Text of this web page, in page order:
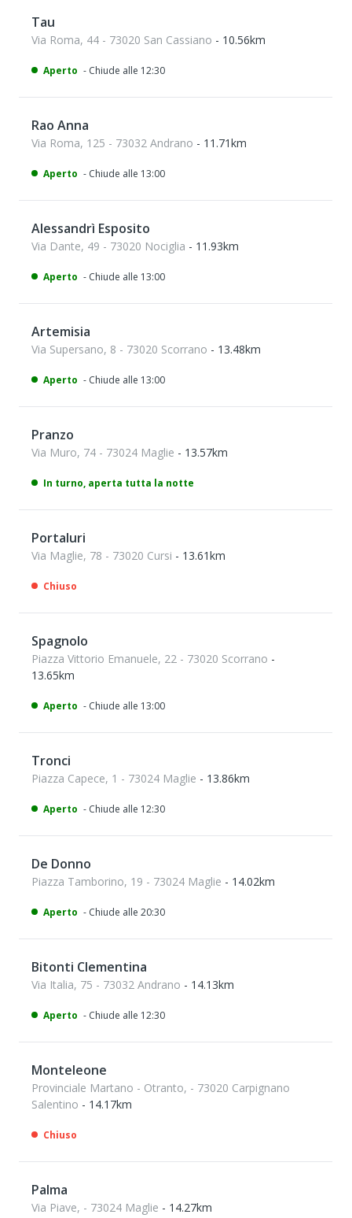
Tau
Via Roma, 44 - 73020 San Cassiano - 10.56km
Aperto - Chiude alle 12:30
Rao Anna
Via Roma, 125 - 73032 Andrano - 11.71km
Aperto - Chiude alle 13:00
Alessandrì Esposito
Via Dante, 49 - 73020 Nociglia - 11.93km
Aperto - Chiude alle 13:00
Artemisia
Via Supersano, 8 - 73020 Scorrano - 13.48km
Aperto - Chiude alle 13:00
Pranzo
Via Muro, 74 - 73024 Maglie - 13.57km
In turno, aperta tutta la notte
Portaluri
Via Maglie, 78 - 73020 Cursi - 13.61km
Chiuso
Spagnolo
Piazza Vittorio Emanuele, 22 - 73020 Scorrano -
13.65km
Aperto - Chiude alle 13:00
Tronci
Piazza Capece, 1 - 73024 Maglie - 13.86km
Aperto - Chiude alle 12:30
De Donno
Piazza Tamborino, 19 - 73024 Maglie - 14.02km
Aperto - Chiude alle 20:30
Bitonti Clementina
Via Italia, 75 - 73032 Andrano - 14.13km
Aperto - Chiude alle 12:30
Monteleone
Provinciale Martano - Otranto, - 73020 Carpignano
Salentino - 14.17km
Chiuso
Palma
Via Piave, - 73024 Maglie - 14.27km